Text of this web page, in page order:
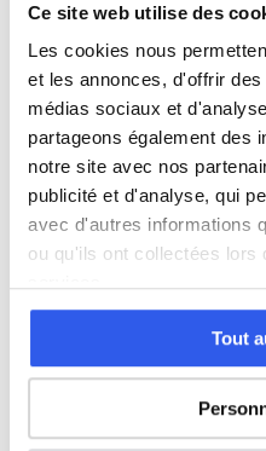
Ce site web utilise des
Les cookies nous
et les annonces, d'offrir
médias sociaux et
partageons également des
notre site avec nos
publicité et d'analyse, qui
avec d'autres informations
ou qu'ils ont collectées lors
Tout
Seconde Première
Tous les cours
Découvrez l'ensemble de
les cours à Toulouse →
Autres lycées à
Lycée professionnel
Lycée polyvalent Joseph
Toulouse